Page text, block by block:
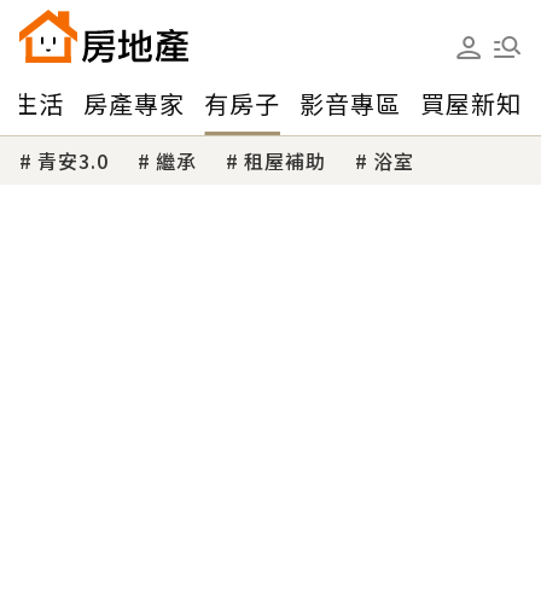
生活 房產專家 有房子 影音專區 買屋新知
青安3.0 繼承 租屋補助 浴室